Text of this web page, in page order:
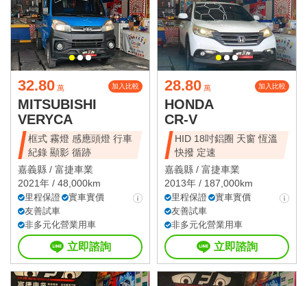
32.80 萬 加入比較
MITSUBISHI
VERYCA
框式 霧燈 感應頭燈 行車
紀錄 顯影 循跡
嘉義縣 / 富捷車業
2021年 / 48,000km
里程保證
實車實價
友善試車
非多元化營業用車
立即諮詢
28.80 萬 加入比較
HONDA
CR-V
HID 18吋鋁圈 天窗 恆溫
快撥 定速
嘉義縣 / 富捷車業
2013年 / 187,000km
里程保證
實車實價
友善試車
非多元化營業用車
立即諮詢